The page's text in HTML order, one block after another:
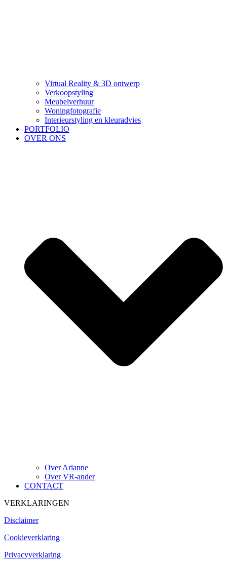
Virtual Reality & 3D ontwerp
Verkoopstyling
Meubelverhuur
Woningfotografie
Interieurstyling en kleuradvies
PORTFOLIO
OVER ONS
Over Arianne
Over VR-ander
CONTACT
VERKLARINGEN
Disclaimer
Cookieverklaring
Privacyverklaring